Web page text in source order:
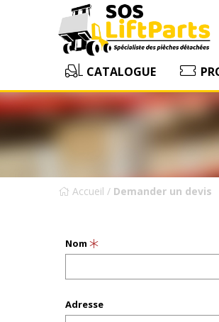
CATALOGUE
Accueil / Demander un devis
Nom
Adresse